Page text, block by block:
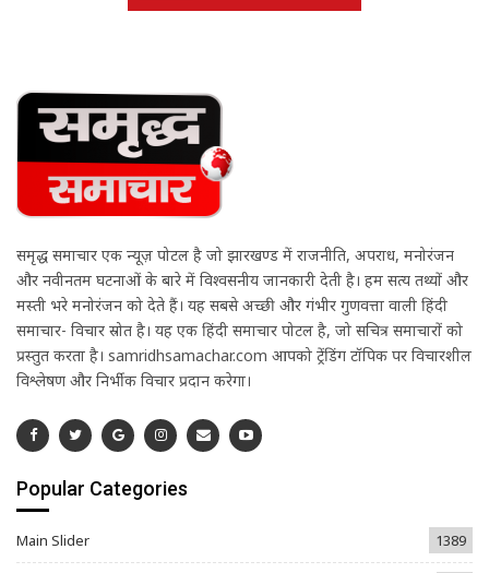
समृद्ध समाचार एक न्यूज़ पोर्टल है जो झारखण्ड में राजनीति, अपराध, मनोरंजन
और नवीनतम घटनाओं के बारे में विश्वसनीय जानकारी देती है। हम सत्य तथ्यों और
मस्ती भरे मनोरंजन को देते हैं। यह सबसे अच्छी और गंभीर गुणवत्ता वाली हिंदी
समाचार- विचार स्रोत है। यह एक हिंदी समाचार पोर्टल है, जो सचित्र समाचारों को
प्रस्तुत करता है। samridhsamachar.com आपको ट्रेंडिंग टॉपिक पर विचारशील
विश्लेषण और निर्भीक विचार प्रदान करेगा।
Popular Categories
Main Slider 1389